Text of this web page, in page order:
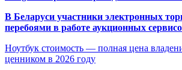
В Беларуси участники электронных
перебоями в работе аукционных
Ноутбук стоимость — полная цена
ценником в 2026 году